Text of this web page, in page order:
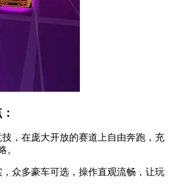
，在庞大开放的赛道上自由奔跑，充
。
众多豪车可选，操作直观流畅，让玩